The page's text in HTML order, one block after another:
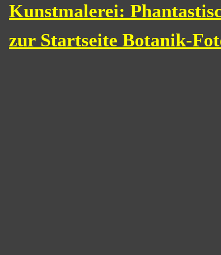
Kunstmalerei:
zur Startseite Botanik-